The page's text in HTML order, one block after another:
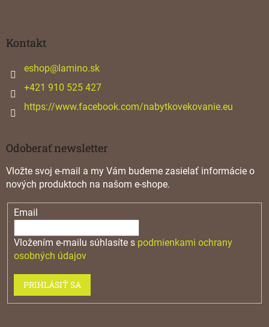
Kontakt
eshop@lamino.sk
+421 910 525 427
https://www.facebook.com/nabytkovekovanie.eu
Odoberať newsletter
Vložte svoj e-mail a my Vám budeme zasielať informácie o
nových produktoch na našom e-shope.
Email
Vložením e-mailu súhlasíte s podmienkami ochrany
osobných údajov
PRIHLÁSIŤ SA